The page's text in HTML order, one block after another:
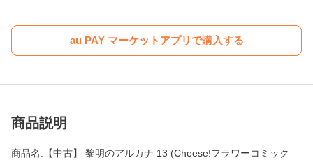
au PAY マーケットアプリで購入する
商品説明
商品名:【中古】 黎明のアルカナ 13 (Cheese!フラワーコミック